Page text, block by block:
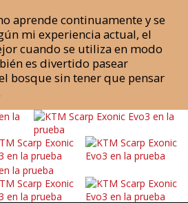
aprende continuamente y se
mi experiencia actual, el
cuando se utiliza en modo
es divertido pasear
bosque sin tener que pensar